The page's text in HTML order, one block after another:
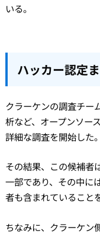
いる。
ハッカー認定
クラーケンの調査チー
析など、オープンソー
詳細な調査を開始した。
その結果、この候補者
一部であり、その中に
者も含まれていること
ちなみに、クラーケン